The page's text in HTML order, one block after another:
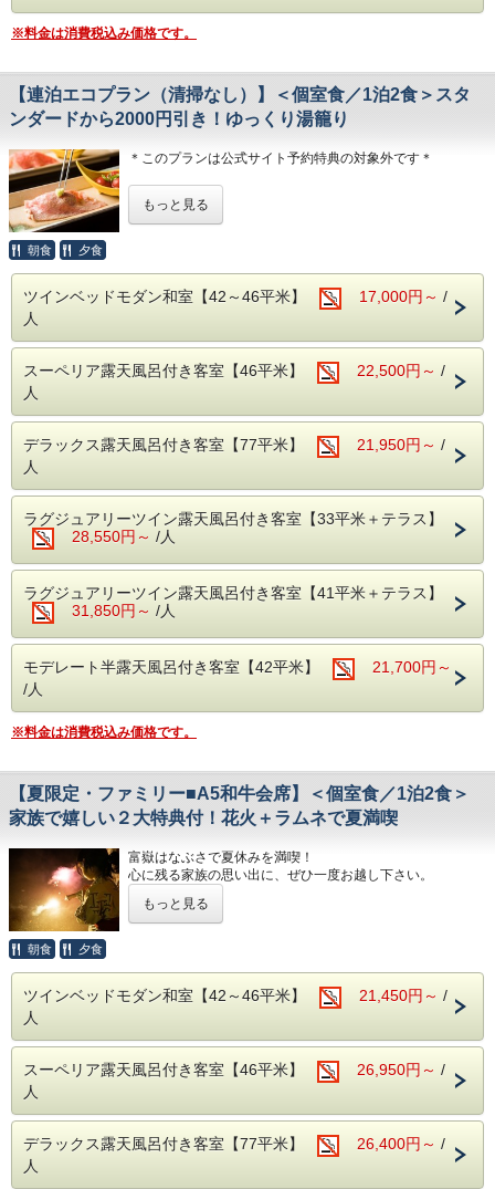
「国清汁」
「ちょっとずつを沢山」お召し上がりいただく和定食です。
◆お子様の夕食についてのご注意事項
・小学生低学年・幼児 お子様定食
予約をお勧めします
【温泉】
富士山と狩野川を臨む男女別大浴場と、景色は望めません
さい。
※料金は消費税込み価格です。
【連泊エコプラン（清掃なし）】＜個室食／1泊2食＞スタ
ンダードから2000円引き！ゆっくり湯籠り
＊このプランは公式サイト予約特典の対象外です＊
ンダードから2000円引き！ゆっくり湯籠り
・滞在中の清掃、タオルの交換もございません。
・アメニティなどの交換はフロントにて承ります。
・お手間をかける分おひとり様2000円お値引きとさせてい
またご滞在中、快適に過ごすことがでるよう、HANA Style
のおもてなしもご用意しております。
●HANA Styleおすすめポイント
・ラウンジでのゆったりチェックイン＆ウェルカムドリンク
のご用意（ご提供は17時まで）
・肌ざわりのよいバスタオルお一人様につき2枚ご用意
・SDGsに配慮したアメニティセット（女性用・男性用）
・フリードリンクタイムあり（2Fラウンジにて・セルフ
式）
・女性には彩浴衣の無料貸し出し
・貸切露天風呂3か所は、予約無しで自由にご利用頂けま
（24時～朝5時半はクローズ）
・お部屋は全て狩野川に面した、解放感溢れるお部屋。
【ご夕食】 1泊目
地元のブランド和牛「しずおか和牛 頂上」を
当館の料理人が自らお客様の目の前で炙り鮨をお造りしま
す。
その他、近海で獲れた魚介を中心とした新鮮なお刺身、
地元・韮山で育ったトマトのワイン煮、
〆は、富嶽はなぶさ名物、本山葵をすりおろしてご飯に乗せ
て頂く、「いずまぶし」など
目でも舌でも季節を感じられる、自慢の月替わり会席料理を
２泊目のお料理はさらにグレードアップした献立に替わりま
す。
〆のご飯の金目まぶしが美味！です。
【ご朝食】15種類の小鉢、郷土料理「国清汁」、鯵の干
物、三島西麓野菜の蒸し物
「ちょっとずつを沢山」お召し上がりいただく和定食です。
◆お食事提供場所
◆お子様の夕食について
もっと見る
朝食 夕食
ツインベッドモダン和室【42～46平米】 17,000円～ /
人
スーペリア露天風呂付き客室【46平米】 22,500円～ /
人
デラックス露天風呂付き客室【77平米】 21,950円～ /
人
ラグジュアリーツイン露天風呂付き客室【33平米＋テラス】
28,550円～ /人
ラグジュアリーツイン露天風呂付き客室【41平米＋テラス】
31,850円～ /人
モデレート半露天風呂付き客室【42平米】
21,700円～
/人
※料金は消費税込み価格です。
【夏限定・ファミリー■A5和牛会席】＜個室食／1泊2食＞
家族で嬉しい２大特典付！花火＋ラムネで夏満喫
富嶽はなぶさで夏休みを満喫！
心に残る家族の思い出に、ぜひ一度お越し下さい。
■特典
・お子様に手持ち花火のプレゼント
・パパ・ママにラムネをサービス
※花火は売店で販売もしております。
プレゼント分だけでは物足りないという方は売店でお買い求
■おすすめポイント～HANA Styleのおもてなし～
・ラウンジでのゆったりチェックイン＆ウェルカムドリンク
のご用意（ご提供は17時まで）
もっと見る
朝食 夕食
ツインベッドモダン和室【42～46平米】 21,450円～ /
人
スーペリア露天風呂付き客室【46平米】 26,950円～ /
人
デラックス露天風呂付き客室【77平米】 26,400円～ /
人